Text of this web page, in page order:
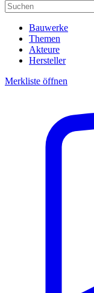
Bauwerke
Themen
Akteure
Hersteller
Merkliste öffnen